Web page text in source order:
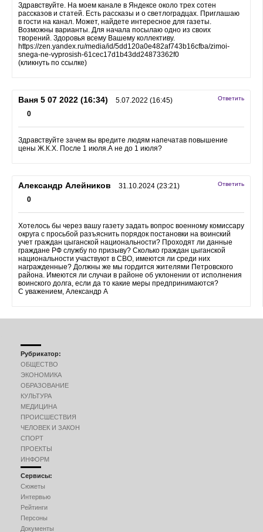
Здравствуйте. На моем канале в Яндексе около трех сотен
рассказов и статей. Есть рассказы и о светлоградцах. Приглашаю
в гости на канал. Может, найдете интересное для газеты.
Возможны варианты. Для начала посылаю одно из своих
творений. Здоровья всему Вашему коллективу.
https://zen.yandex.ru/media/id/5dd120a0e482af743b16cfba/zimoi-
snega-ne-vyprosish-61cec17d1b43dd24873362f0
(кликнуть по ссылке)
Ответить
Ваня 5 07 2022 (16:34)
5.07.2022 (16:45)
0
Здравствуйте зачем вы вредите людям напечатав повышение
цены Ж.К.Х. После 1 июля.А не до 1 июля?
Ответить
Александр Алейников
31.10.2024 (23:21)
0
Хотелось бы через вашу газету задать вопрос военному комиссару
округа с просьбой разъяснить порядок постановки на воинский
учет граждан цыганской национальности? Проходят ли данные
граждане РФ службу по призыву? Сколько граждан цыганской
национальности участвуют в СВО, имеются ли среди них
награжденные? Должны же мы гордится жителями Петровского
района. Имеются ли случаи в районе об уклонении от исполнения
воинского долга, если да то какие меры предпринимаются?
С уважением, Александр А
Рубрикатор:
ОБЩЕСТВО
ЭКОНОМИКА
ОБРАЗОВАНИЕ
КУЛЬТУРА
МЕДИЦИНА
ПРОИСШЕСТВИЯ
ЧЕЛОВЕК И ЗАКОН
СПОРТ
ПРОЕКТЫ
ИНФОРМ
Сервисы:
Сюжеты
Интервью
Рейтинги
Персоны
Документы